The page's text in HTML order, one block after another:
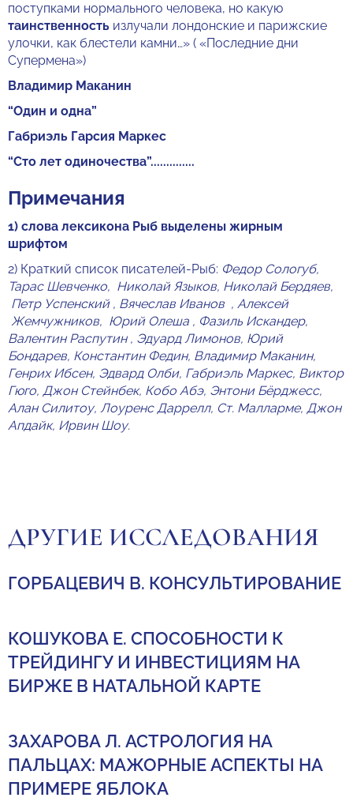
поступками нормального человека, но какую
таинственность излучали лондонские и парижские
улочки, как блестели камни…» ( «Последние дни
Супермена»)
Владимир Маканин
“Один и одна”
Габриэль Гарсия Маркес
“Сто лет одиночества”..............
Примечания
1) слова лексикона Рыб выделены жирным
шрифтом
2) Краткий список писателей-Рыб: Федор Сологуб,
Тарас Шевченко, Николай Языков, Николай Бердяев,
Петр Успенский , Вячеслав Иванов , Алексей
Жемчужников, Юрий Олеша , Фазиль Искандер,
Валентин Распутин , Эдуард Лимонов, Юрий
Бондарев, Константин Федин, Владимир Маканин,
Генрих Ибсен, Эдвард Олби, Габриэль Маркес, Виктор
Гюго, Джон Стейнбек, Кобо Абэ, Энтони Бёрджесс,
Алан Силитоу, Лоуренс Даррелл, Ст. Малларме, Джон
Апдайк, Ирвин Шоу.
ДРУГИЕ ИССЛЕДОВАНИЯ
ГОРБАЦЕВИЧ В. КОНСУЛЬТИРОВАНИЕ
КОШУКОВА Е. СПОСОБНОСТИ К
ТРЕЙДИНГУ И ИНВЕСТИЦИЯМ НА
БИРЖЕ В НАТАЛЬНОЙ КАРТЕ
ЗАХАРОВА Л. АСТРОЛОГИЯ НА
ПАЛЬЦАХ: МАЖОРНЫЕ АСПЕКТЫ НА
ПРИМЕРЕ ЯБЛОКА